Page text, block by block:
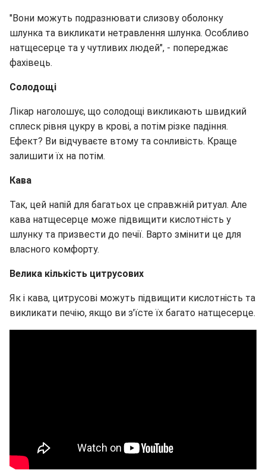
"Вони можуть подразнювати слизову оболонку
шлунка та викликати нетравлення шлунка. Особливо
натщесерце та у чутливих людей", - попереджає
фахівець.
Солодощі
Лікар наголошує, що солодощі викликають швидкий
сплеск рівня цукру в крові, а потім різке падіння.
Ефект? Ви відчуваєте втому та сонливість. Краще
залишити їх на потім.
Кава
Так, цей напій для багатьох це справжній ритуал. Але
кава натщесерце може підвищити кислотність у
шлунку та призвести до печії. Варто змінити це для
власного комфорту.
Велика кількість цитрусових
Як і кава, цитрусові можуть підвищити кислотність та
викликати печію, якщо ви з'їсте їх багато натщесерце.